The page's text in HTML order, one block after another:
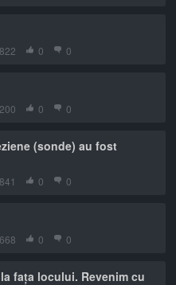
0 0
0 0
(sonde) au fost
0 0
0 0
fața locului. Revenim cu